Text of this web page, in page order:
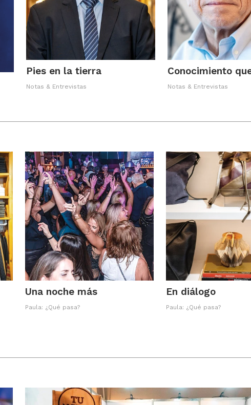
Pies en la tierra
Notas & Entrevistas
Conocimiento
Notas & Entrevistas
Una noche más
Paula: ¿Qué pasa?
En diálogo
Paula: ¿Qué pasa?